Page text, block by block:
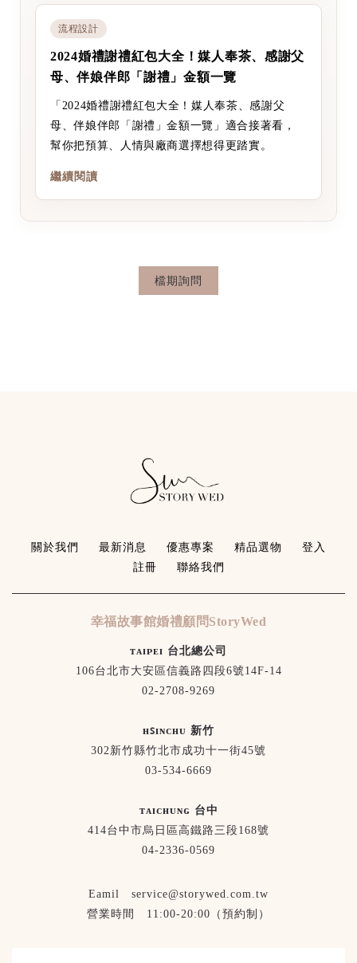
流程設計
2024婚禮謝禮紅包大全！媒人奉茶、感謝父
母、伴娘伴郎「謝禮」金額一覽
「2024婚禮謝禮紅包大全！媒人奉茶、感謝父
母、伴娘伴郎「謝禮」金額一覽」適合接著看，
幫你把預算、人情與廠商選擇想得更踏實。
繼續閱讀
檔期詢問
關於我們 最新消息 優惠專案 精品選物
登入
註冊
聯絡我們
幸福故事館婚禮顧問StoryWed
ᴛᴀɪᴘᴇɪ 台北總公司
106台北市大安區信義路四段6號14F-14
02-2708-9269
ʜꜱɪɴᴄʜᴜ 新竹
302新竹縣竹北市成功十一街45號
03-534-6669
ᴛᴀɪᴄʜᴜɴɢ 台中
414台中市烏日區高鐵路三段168號
04-2336-0569
Eamil service@storywed.com.tw
營業時間 11:00-20:00（預約制）